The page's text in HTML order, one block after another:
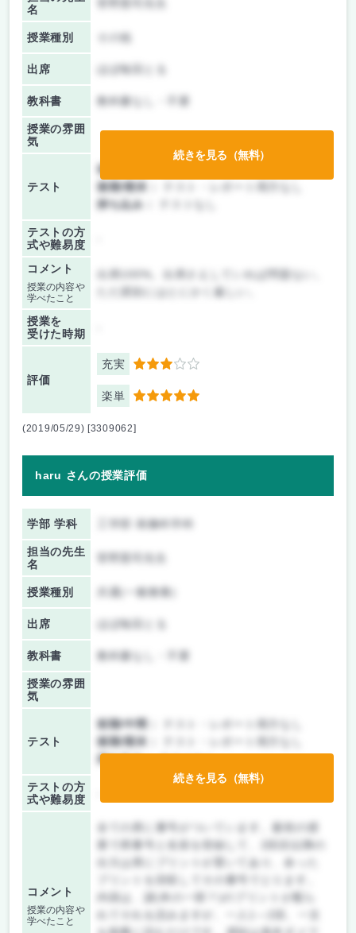
名
授業種別 その他
出席 ほぼ毎回とる
教科書 教科書なし・不要
授業の雰囲
気
テスト
前期/中間：
後期/期末：
持ち込み：
テストの方
式や難易度
コメント
授業の内容や
学べたこと
ただ遅刻にはとにかく厳しい。
授業を
受けた時期
評価
充実 3
楽単 5
続きを見る（無料）
(2019/05/29) [3309062]
haru さんの授業評価
学部 学科 工学部 画像科学科
担当の先生
名
授業種別 共通(一般教養)
出席 ほぼ毎回とる
教科書 教科書なし・不要
授業の雰囲
気
テスト
前期/中間：
後期/期末：
持ち込み：
テストの方
式や難易度
コメント
授業の内容や
学べたこと
全ての席に番号がついています。最初の授
業で席番号と名前を登録して、2回目以降の
出欠は席にプリントが置いてあり、余った
続きを見る（無料）